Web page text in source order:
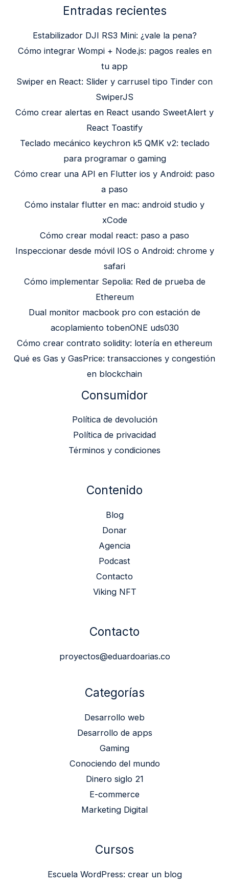
Entradas recientes
Estabilizador DJI RS3 Mini: ¿vale la pena?
Cómo integrar Wompi + Node.js: pagos reales en
tu app
Swiper en React: Slider y carrusel tipo Tinder con
SwiperJS
Cómo crear alertas en React usando SweetAlert y
React Toastify
Teclado mecánico keychron k5 QMK v2: teclado
para programar o gaming
Cómo crear una API en Flutter ios y Android: paso
a paso
Cómo instalar flutter en mac: android studio y
xCode
Cómo crear modal react: paso a paso
Inspeccionar desde móvil IOS o Android: chrome y
safari
Cómo implementar Sepolia: Red de prueba de
Ethereum
Dual monitor macbook pro con estación de
acoplamiento tobenONE uds030
Cómo crear contrato solidity: lotería en ethereum
Qué es Gas y GasPrice: transacciones y congestión
en blockchain
Consumidor
Política de devolución
Política de privacidad
Términos y condiciones
Contenido
Blog
Donar
Agencia
Podcast
Contacto
Viking NFT
Contacto
proyectos@eduardoarias.co
Categorías
Desarrollo web
Desarrollo de apps
Gaming
Conociendo del mundo
Dinero siglo 21
E-commerce
Marketing Digital
Cursos
Escuela WordPress: crear un blog